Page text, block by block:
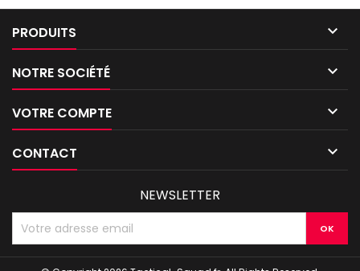
PRODUITS 
NOTRE SOCIÉTÉ 
VOTRE COMPTE 
CONTACT 
NEWSLETTER